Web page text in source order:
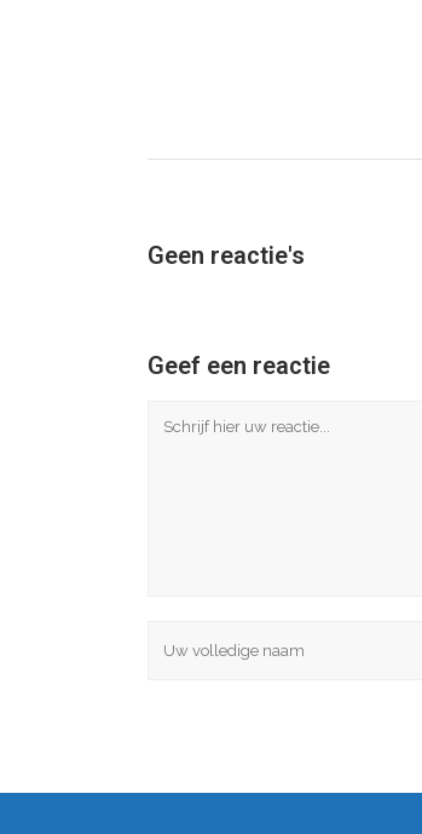
Geen reactie's
Geef een reactie